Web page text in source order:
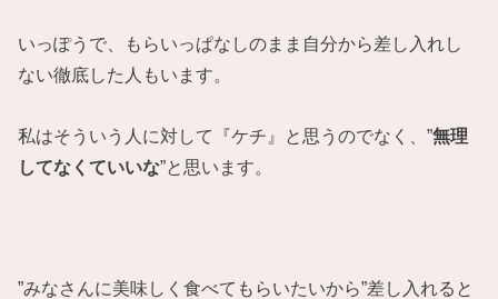
いっぽうで、もらいっぱなしのまま自分から差し入れし
ない徹底した人もいます。
私はそういう人に対して『ケチ』と思うのでなく、”無理
してなくていいな”と思います。
”みなさんに美味しく食べてもらいたいから”差し入れると